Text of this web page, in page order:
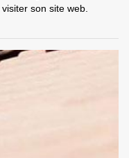
son site web.